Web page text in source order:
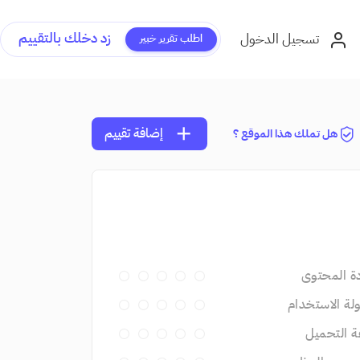
تسجيل الدخول اطلب تقرير خبير زد دخلك بالتقييم
هل تملك هذا الموقع ؟ add إضافة تقييم
المحتوى
الاستخدام
التحميل